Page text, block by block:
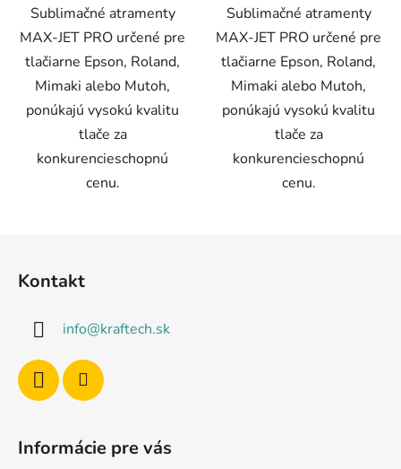
Sublimačné atramenty
MAX-JET PRO určené pre
tlačiarne Epson, Roland,
Mimaki alebo Mutoh,
ponúkajú vysokú kvalitu
tlače za
konkurencieschopnú
cenu.
Sublimačné atramenty
MAX-JET PRO určené pre
tlačiarne Epson, Roland,
Mimaki alebo Mutoh,
ponúkajú vysokú kvalitu
tlače za
konkurencieschopnú
cenu.
Kontakt
info@kraftech.sk
Informácie pre vás